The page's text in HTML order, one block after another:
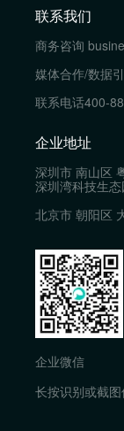
联系我们
商务咨询
媒体合作/数据
联系电话400-
企业地址
深圳市 南山区
深圳湾科技生
北京市 朝阳区
企业微信
长按识别或截